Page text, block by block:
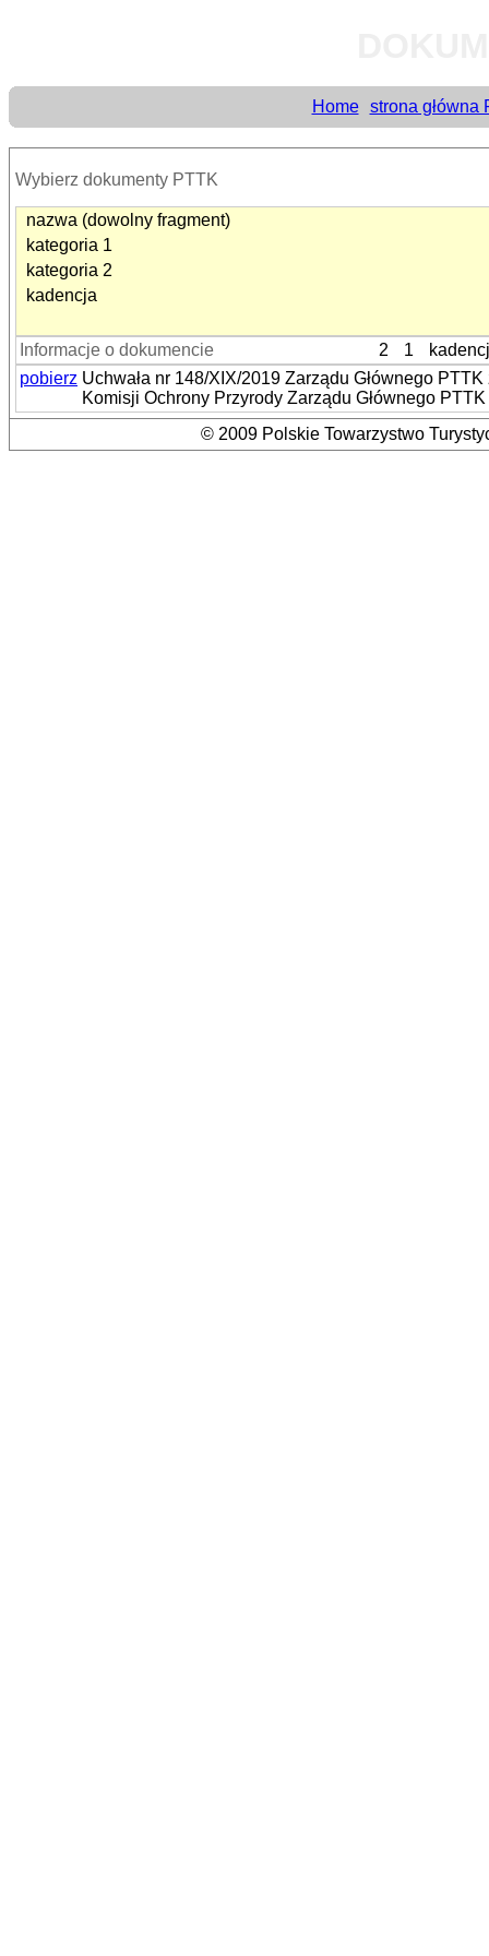
Home strona główna
Wybierz dokumenty PTTK
nazwa (dowolny fragment)
kategoria 1
kategoria 2
kadencja
Informacje o dokumencie 2 1
pobierz Uchwała nr 148/XIX/2019 Zarządu Głównego
Komisji Ochrony Przyrody Zarządu Głównego PTTK
© 2009 Polskie Towarzystwo